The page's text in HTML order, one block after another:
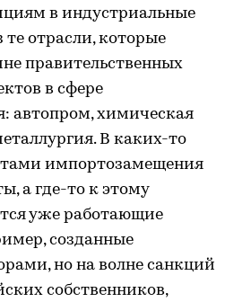
в индустриальные
отрасли, которые
правительственных
в сфере
автопром, химическая
В каких-то
импортозамещения
а где-то к этому
уже работающие
созданные
но на волне санкций
собственников,